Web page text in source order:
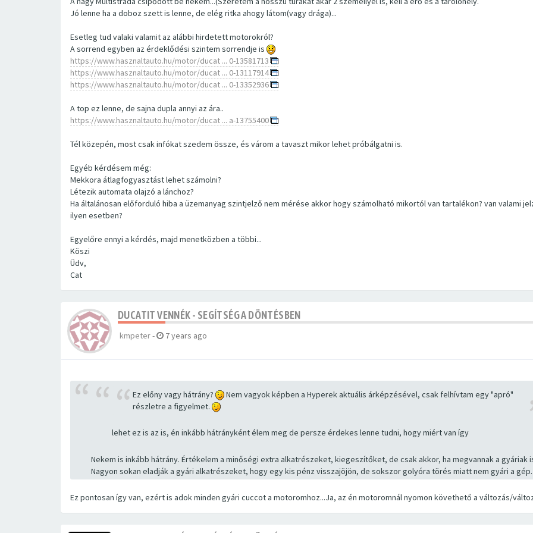
Jó lenne ha a doboz szett is lenne, de elég ritka ahogy látom(vagy drága)...
Esetleg tud valaki valamit az alábbi hirdetett motorokról?
A sorrend egyben az érdeklődési szintem sorrendje is
https://www.hasznaltauto.hu/motor/ducat ... 0-13581713
https://www.hasznaltauto.hu/motor/ducat ... 0-13117914
https://www.hasznaltauto.hu/motor/ducat ... 0-13352936
A top ez lenne, de sajna dupla annyi az ára..
https://www.hasznaltauto.hu/motor/ducat ... a-13755400
Tél közepén, most csak infókat szedem össze, és várom a tavaszt mikor lehet próbálgatni is.
Egyéb kérdésem még:
Mekkora átlagfogyasztást lehet számolni?
Létezik automata olajzó a lánchoz?
Ha általánosan előforduló hiba a üzemanyag szintjelző nem mérése akkor hogy számolható mikortól van tartalékon? van valami
ilyen esetben?
Egyelőre ennyi a kérdés, majd menetközben a többi...
Köszi
Üdv,
Cat
DUCATIT VENNÉK - SEGÍTSÉG A DÖNTÉSBEN
kmpeter- 7 years ago
Ez előny vagy hátrány?
Nem vagyok képben a Hyperek aktuális árképzésével, csak felhívtam egy "apró"
részletre a figyelmet.
lehet ez is az is, én inkább hátrányként élem meg de persze érdekes lenne tudni, hogy miért van így
Nekem is inkább hátrány. Értékelem a minőségi extra alkatrészeket, kiegeszítőket, de csak akkor, ha megvannak a gyáriak
Nagyon sokan eladják a gyári alkatrészeket, hogy egy kis pénz visszajöjön, de sokszor golyóra törés miatt nem gyári a gép.
Ez pontosan így van, ezért is adok minden gyári cuccot a motoromhoz...Ja, az én motoromnál nyomon követhető a változás/